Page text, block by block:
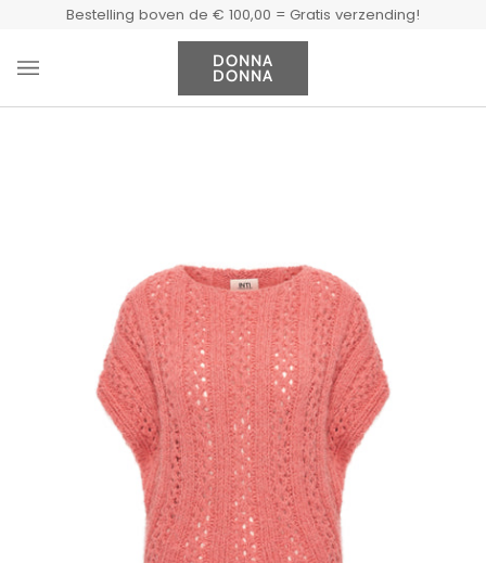
DoorgaanBestelling boven de € 100,00 = Gratis verzending!
DONNA
DONNA